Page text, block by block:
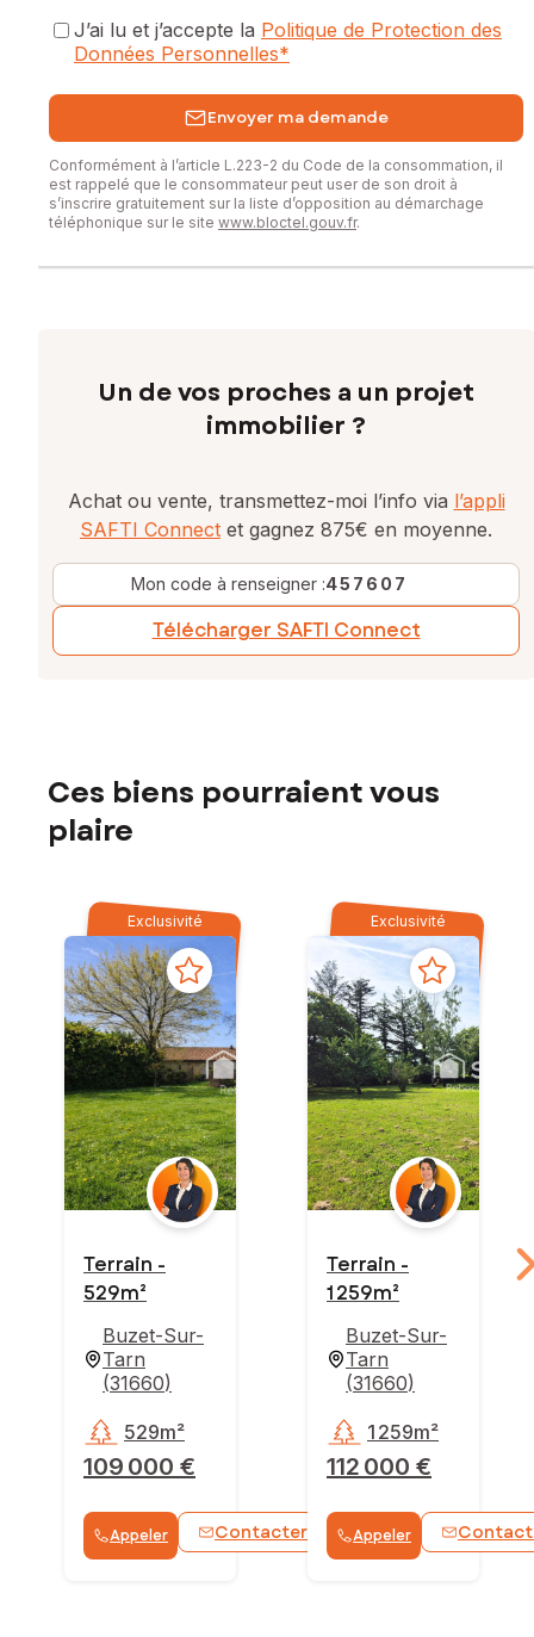
J’ai lu et j’accepte la Politique de Protection des
Données Personnelles*
Envoyer ma demande
Conformément à l’article L.223-2 du Code de la consommation, il
est rappelé que le consommateur peut user de son droit à
s’inscrire gratuitement sur la liste d’opposition au démarchage
téléphonique sur le site www.bloctel.gouv.fr.
Un de vos proches a un projet
immobilier ?
Achat ou vente, transmettez-moi l’info via l’appli
SAFTI Connect et gagnez 875€ en moyenne.
Mon code à renseigner :457607
Télécharger SAFTI Connect
Ces biens pourraient vous
plaire
Exclusivité
Terrain -
529m²
Buzet-Sur-
Tarn
(31660)
109 000 €
529m²
Appeler Contacter WhatsApp
Exclusivité
Terrain -
1 259m²
Buzet-Sur-
Tarn
(31660)
112 000 €
1 259m²
Appeler